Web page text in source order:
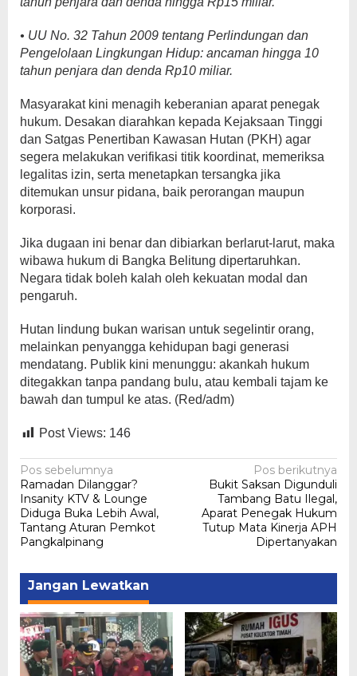
• UU No. 32 Tahun 2009 tentang Perlindungan dan
Pengelolaan Lingkungan Hidup: ancaman hingga 10
tahun penjara dan denda Rp10 miliar.
Masyarakat kini menagih keberanian aparat penegak
hukum. Desakan diarahkan kepada Kejaksaan Tinggi
dan Satgas Penertiban Kawasan Hutan (PKH) agar
segera melakukan verifikasi titik koordinat, memeriksa
legalitas izin, serta menetapkan tersangka jika
ditemukan unsur pidana, baik perorangan maupun
korporasi.
Jika dugaan ini benar dan dibiarkan berlarut-larut, maka
wibawa hukum di Bangka Belitung dipertaruhkan.
Negara tidak boleh kalah oleh kekuatan modal dan
pengaruh.
Hutan lindung bukan warisan untuk segelintir orang,
melainkan penyangga kehidupan bagi generasi
mendatang. Publik kini menunggu: akankah hukum
ditegakkan tanpa pandang bulu, atau kembali tajam ke
bawah dan tumpul ke atas. (Red/adm)
Post Views: 146
Navigasi
pos
Pos sebelumnya
Ramadan Dilanggar?
Insanity KTV & Lounge
Diduga Buka Lebih Awal,
Tantang Aturan Pemkot
Pangkalpinang
Pos berikutnya
Bukit Saksan Digunduli
Tambang Batu Ilegal,
Aparat Penegak Hukum
Tutup Mata Kinerja APH
Dipertanyakan
Jangan Lewatkan